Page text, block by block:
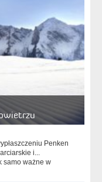
Penken
i...
samo ważne w